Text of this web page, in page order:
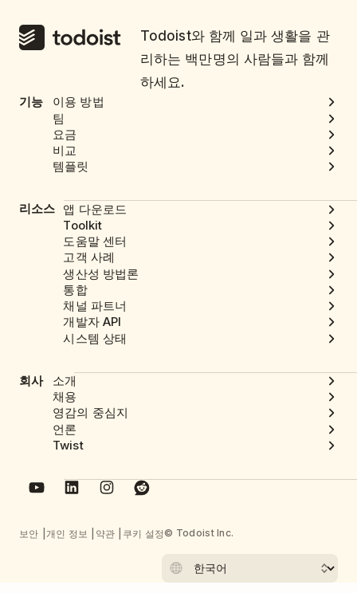
Todoist와 함께 일과 생활을 관
리하는 백만명의 사람들과 함께
하세요.
기능
이용 방법
팀
요금
비교
템플릿
리소스 앱 다운로드
Toolkit
도움말 센터
고객 사례
생산성 방법론
통합
채널 파트너
개발자 API
시스템 상태
회사
소개
채용
영감의 중심지
언론
Twist
보안 개인 정보 약관 쿠키 설정© Todoist Inc.